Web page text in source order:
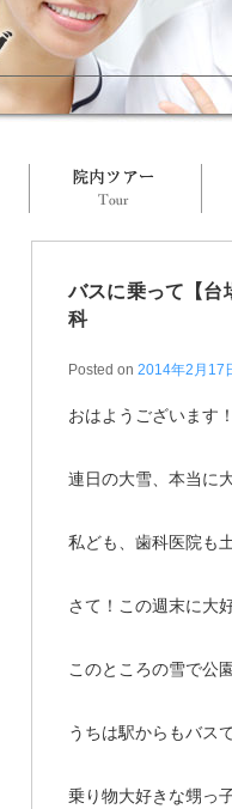
院長・スタッフ
バスに乗って【
科
Posted on 2014年2月17
おはようございます
連日の大雪、本当に
私ども、歯科医院も
さて！この週末に大
このところの雪で公
うちは駅からもバス
乗り物大好きな甥っ